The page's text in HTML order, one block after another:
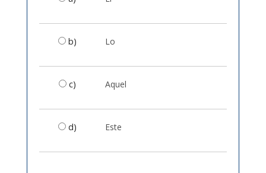
b) Lo
c) Aquel
d) Este